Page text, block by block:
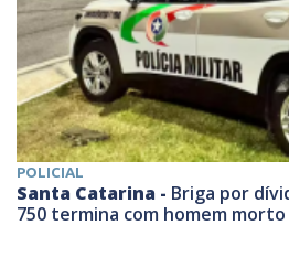
POLICIAL
Santa Catarina - Briga por
750 termina com homem morto